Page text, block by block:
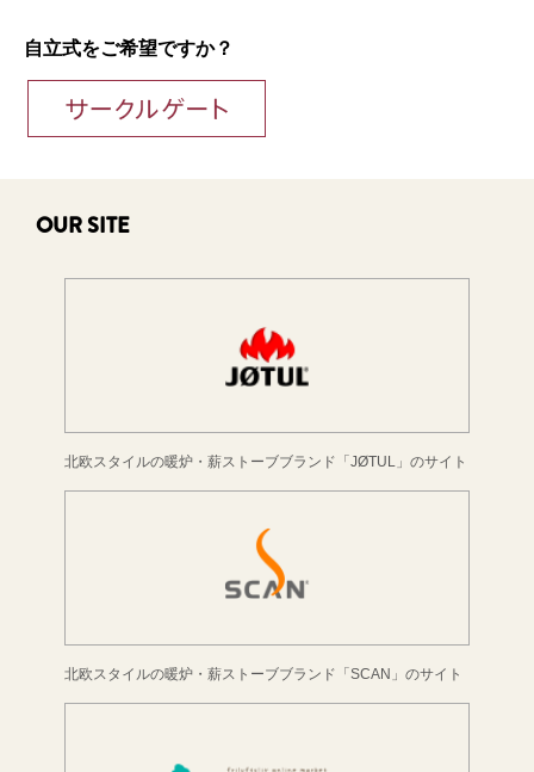
自立式をご希望ですか？
OUR SITE
北欧スタイルの暖炉・薪ストーブブランド「JØTUL」のサイト
北欧スタイルの暖炉・薪ストーブブランド「SCAN」のサイト